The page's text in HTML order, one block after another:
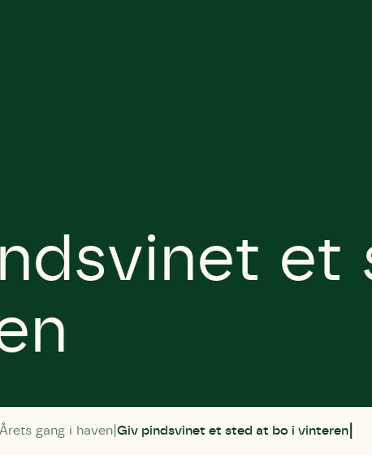
et
Årets gang i haven Giv pindsvinet et sted at bo i vinteren